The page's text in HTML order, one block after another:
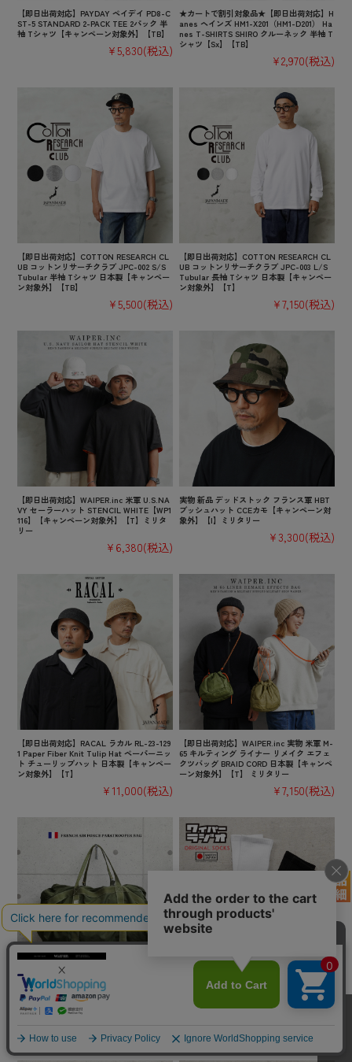
【即日出荷対応】PAYDAY ペイデイ PD8-C
ST-5 STANDARD 2-PACK TEE 2パック 半
袖 Tシャツ【キャンペーン対象外】【TB】
¥5,830(税込)
★カートで割引対象品★【即日出荷対応】H
anes ヘインズ HM1-X201（HM1-D201） Ha
nes T-SHIRTS SHIRO クルーネック 半袖 T
シャツ【Sx】【TB】
¥2,970(税込)
【即日出荷対応】COTTON RESEARCH CL
UB コットンリサーチクラブ JPC-002 S/S
Tubular 半袖 Tシャツ 日本製【キャンペー
ン対象外】【TB】
¥5,500(税込)
【即日出荷対応】COTTON RESEARCH CL
UB コットンリサーチクラブ JPC-003 L/S
Tubular 長袖 Tシャツ 日本製【キャンペー
ン対象外】【T】
¥7,150(税込)
【即日出荷対応】WAIPER.inc 米軍 U.S.NA
VY セーラーハット STENCIL WHITE【WP1
116】【キャンペーン対象外】【T】ミリタ
リー
¥6,380(税込)
実物 新品 デッドストック フランス軍 HBT
ブッシュハット CCEカモ【キャンペーン対
象外】【I】ミリタリー
¥3,300(税込)
【即日出荷対応】RACAL ラカル RL-23-129
1 Paper Fiber Knit Tulip Hat ペーパーニッ
ト チューリップハット 日本製【キャンペー
ン対象外】【T】
¥11,000(税込)
【即日出荷対応】WAIPER.inc 実物 米軍 M-
65 キルティング ライナー リメイク エフェ
クツバッグ BRAID CORD 日本製【キャンペ
ーン対象外】【T】 ミリタリー
¥7,150(税込)
希少 実物 フランス軍 AIR FORCE PARATRO
OPER パラシュートバッグ USED【キャンペ
ーン対象外】 ミリタリーファッション 軍放
出品【I】 古着
¥19,800(税込)
【即日出荷対応】【ネコポス便対応】WAIP
ER.inc ワイパーラジオ オリジナル クルーソ
ックス 日本製【キャンペーン対象外】【T
¥1,980(税込)